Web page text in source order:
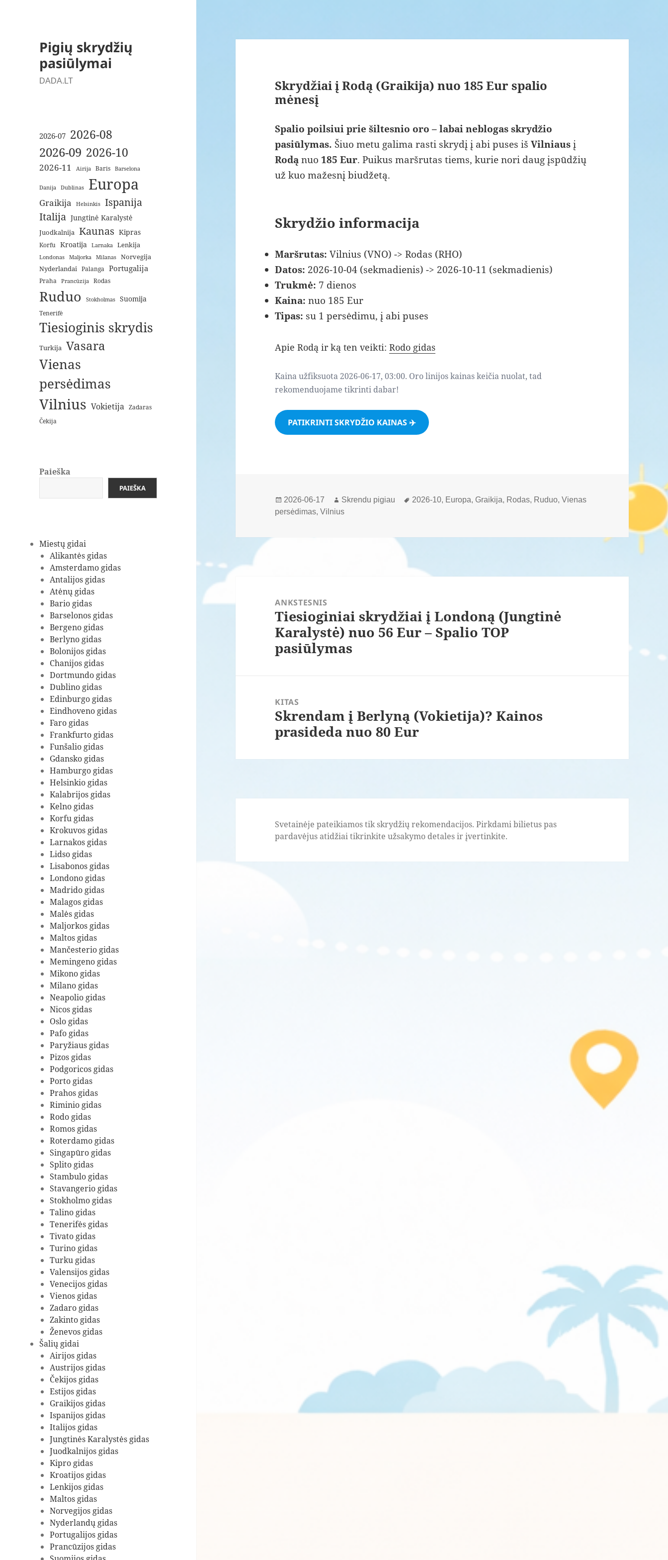
Pigių skrydžių
pasiūlymai
DADA.LT
2026-07 2026-08
2026-09 2026-10
2026-11 Airija Baris Barselona
Danija Dublinas Europa
Graikija Helsinkis
Ispanija
Italija Jungtinė Karalystė
Juodkalnija Kaunas Kipras
Korfu Kroatija Larnaka Lenkija
Londonas Maljorka Milanas
Norvegija
Nyderlandai Palanga Portugalija
Praha Prancūzija Rodas
Ruduo Stokholmas Suomija
Tenerifė
Tiesioginis skrydis
Turkija Vasara
Vienas
persėdimas
Vilnius Vokietija Zadaras
Čekija
Paieška
PAIEŠKA
Miestų gidai
Alikantės gidas
Amsterdamo gidas
Antalijos gidas
Atėnų gidas
Bario gidas
Barselonos gidas
Bergeno gidas
Berlyno gidas
Bolonijos gidas
Chanijos gidas
Dortmundo gidas
Dublino gidas
Edinburgo gidas
Eindhoveno gidas
Faro gidas
Frankfurto gidas
Funšalio gidas
Gdansko gidas
Hamburgo gidas
Helsinkio gidas
Kalabrijos gidas
Kelno gidas
Korfu gidas
Krokuvos gidas
Larnakos gidas
Lidso gidas
Lisabonos gidas
Londono gidas
Madrido gidas
Malagos gidas
Malės gidas
Maljorkos gidas
Maltos gidas
Mančesterio gidas
Memingeno gidas
Mikono gidas
Milano gidas
Neapolio gidas
Nicos gidas
Oslo gidas
Pafo gidas
Paryžiaus gidas
Pizos gidas
Podgoricos gidas
Porto gidas
Prahos gidas
Riminio gidas
Rodo gidas
Romos gidas
Roterdamo gidas
Singapūro gidas
Splito gidas
Stambulo gidas
Stavangerio gidas
Stokholmo gidas
Talino gidas
Tenerifės gidas
Tivato gidas
Turino gidas
Turku gidas
Valensijos gidas
Venecijos gidas
Vienos gidas
Zadaro gidas
Zakinto gidas
Ženevos gidas
Šalių gidai
Airijos gidas
Austrijos gidas
Čekijos gidas
Estijos gidas
Graikijos gidas
Ispanijos gidas
Italijos gidas
Jungtinės Karalystės gidas
Juodkalnijos gidas
Kipro gidas
Kroatijos gidas
Lenkijos gidas
Maltos gidas
Norvegijos gidas
Nyderlandų gidas
Portugalijos gidas
Prancūzijos gidas
Skrydžiai į Rodą (Graikija) nuo 185 Eur spalio
mėnesį
Spalio poilsiui prie šiltesnio oro – labai neblogas skrydžio
pasiūlymas. Šiuo metu galima rasti skrydį į abi puses išVilniausį
Rodąnuo 185 Eur. Puikus maršrutas tiems, kurie nori daug įspūdžių
už kuo mažesnį biudžetą.
Skrydžio informacija
Maršrutas: Vilnius (VNO) -> Rodas (RHO)
Datos: 2026-10-04 (sekmadienis) -> 2026-10-11 (sekmadienis)
Trukmė: 7 dienos
Kaina: nuo 185 Eur
Tipas: su 1 persėdimu, į abi puses
Apie Rodą ir ką ten veikti:Rodo gidas
Kaina užfiksuota 2026-06-17, 03:00. Oro linijos kainas keičia nuolat, tad
rekomenduojame tikrinti dabar!
PATIKRINTI SKRYDŽIO KAINAS ✈️
Paskelbta
2026-06-17 Autorius
Skrendu pigiau Žymos
2026-10, Europa, Graikija, Rodas, Ruduo,Vienas
persėdimas,Vilnius
ANKSTESNIS
Ankstesnis
įrašas:
Tiesioginiai skrydžiai į Londoną (Jungtinė
Karalystė) nuo 56 Eur – Spalio TOP
pasiūlymas
KITAS
Paskesnis
įrašas:
Skrendam į Berlyną (Vokietija)? Kainos
prasideda nuo 80 Eur
Svetainėje pateikiamos tik skrydžių rekomendacijos. Pirkdami bilietus pas
pardavėjus atidžiai tikrinkite užsakymo detales ir įvertinkite.